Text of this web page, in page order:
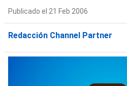
Publicado el 21 Feb 2006
Redacción Channel Partner